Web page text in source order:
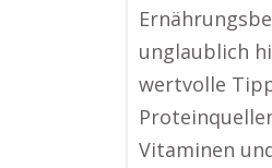
unglaublich
wertvolle
Vitaminen